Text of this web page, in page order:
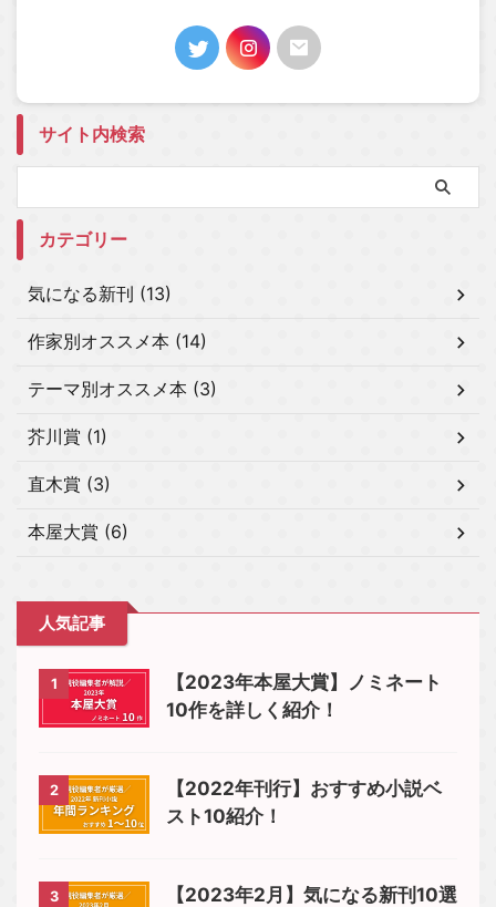
サイト内検索
カテゴリー
気になる新刊 (13)
作家別オススメ本 (14)
テーマ別オススメ本 (3)
芥川賞 (1)
直木賞 (3)
本屋大賞 (6)
人気記事
1
【2023年本屋大賞】ノミネート
10作を詳しく紹介！
2
【2022年刊行】おすすめ小説ベ
スト10紹介！
3 【2023年2月】気になる新刊10選